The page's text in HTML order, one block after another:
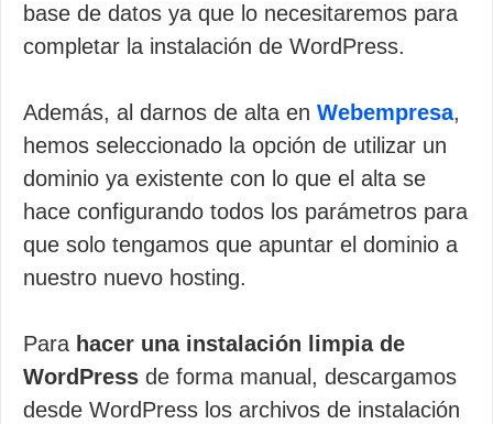
base de datos ya que lo necesitaremos para
completar la instalación de WordPress.
Además, al darnos de alta en Webempresa,
hemos seleccionado la opción de utilizar un
dominio ya existente con lo que el alta se
hace configurando todos los parámetros para
que solo tengamos que apuntar el dominio a
nuestro nuevo hosting.
Para hacer una instalación limpia de
WordPress de forma manual, descargamos
desde WordPress los archivos de instalación